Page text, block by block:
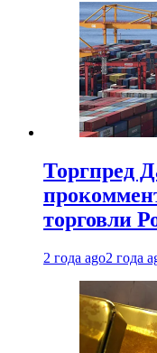
Торгпред
торговли
2 года ago2 года